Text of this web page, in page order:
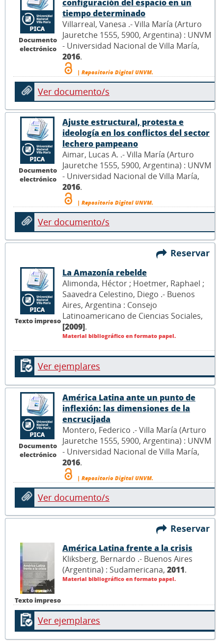
Documento
electrónico
configuración del espacio en un
tiempo determinado
Villarreal, Vanesa .- Villa María (Arturo
Jauretche 1555, 5900, Argentina) : UNVM
- Universidad Nacional de Villa María,
2016.
| Repositorio Digital UNVM.
Ver documento/s
Documento
electrónico
Ajuste estructural, protesta e
ideología en los conflictos del sector
lechero pampeano
Aimar, Lucas A. .- Villa María (Arturo
Jauretche 1555, 5900, Argentina) : UNVM
- Universidad Nacional de Villa María,
2016.
| Repositorio Digital UNVM.
Ver documento/s
Reservar
Texto impreso
La Amazonía rebelde
Alimonda, Héctor ; Hoetmer, Raphael ;
Saavedra Celestino, Diego .- Buenos
Aires, Argentina : Consejo
Latinoamericano de Ciencias Sociales,
[2009].
Material bibliográfico en formato papel.
Ver ejemplares
Documento
electrónico
América Latina ante un punto de
inflexión: las dimensiones de la
encrucijada
Montero, Federico .- Villa María (Arturo
Jauretche 1555, 5900, Argentina) : UNVM
- Universidad Nacional de Villa María,
2016.
| Repositorio Digital UNVM.
Ver documento/s
Reservar
Texto impreso
América Latina frente a la crisis
Kliksberg, Bernardo .- Buenos Aires
(Argentina) : Sudamericana, 2011.
Material bibliográfico en formato papel.
Ver ejemplares